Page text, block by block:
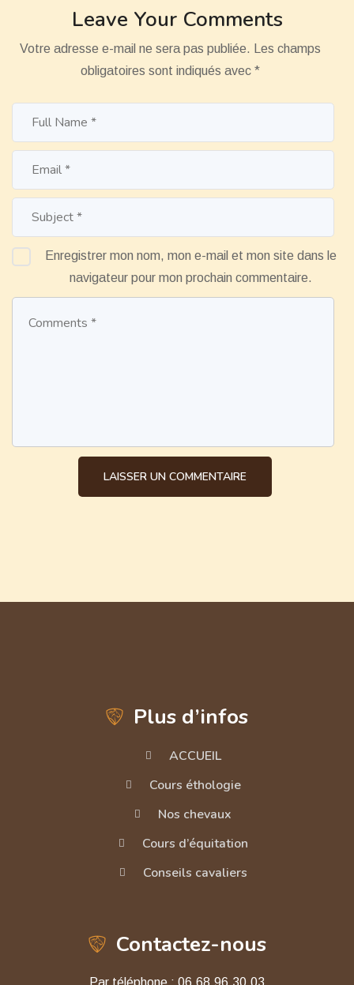
Leave Your Comments
Votre adresse e-mail ne sera pas publiée.
Les champs
obligatoires sont indiqués avec *
Enregistrer mon nom, mon e-mail et mon site dans le
navigateur pour mon prochain commentaire.
Plus d’infos
ACCUEIL
Cours éthologie
Nos chevaux
Cours d’équitation
Conseils cavaliers
Contactez-nous
Par téléphone : 06.68.96.30.03